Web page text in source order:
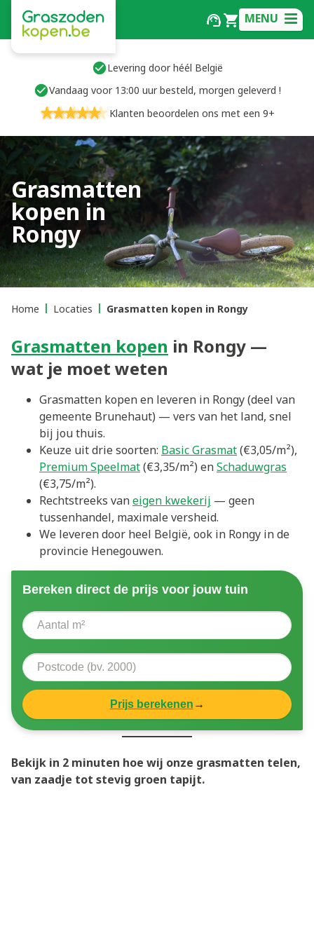
MENU
Levering door héél België
Vandaag voor 13:00 uur besteld, morgen geleverd !
Klanten beoordelen ons met een 9+
Grasmatten
kopen in
Rongy
Home Locaties Grasmatten kopen in Rongy
Grasmatten kopen in Rongy —
wat je moet weten
Grasmatten kopen en leveren in Rongy (deel van
gemeente Brunehaut) — vers van het land, snel
bij jou thuis.
Keuze uit drie soorten: Basic Grasmat(€3,05/m²),
Premium Speelmat(€3,35/m²) enSchaduwgras
(€3,75/m²).
Rechtstreeks vaneigen kwekerij — geen
tussenhandel, maximale versheid.
We leveren door heel België, ook in Rongy in de
provincie Henegouwen.
Bereken direct de prijs voor jouw tuin
Prijs berekenen →
Bekijk in 2 minuten hoe wij onze grasmatten telen,
van zaadje tot stevig groen tapijt.